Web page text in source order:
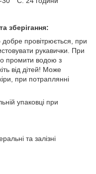
зберігання:
провітрюється, при
рукавички. При
промити водою з
від дітей! Може
при потраплянні
упаковці при
та залізні